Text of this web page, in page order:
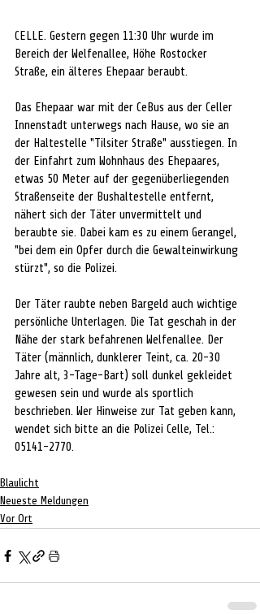
CELLE. Gestern gegen 11:30 Uhr wurde im
Bereich der Welfenallee, Höhe Rostocker
Straße, ein älteres Ehepaar beraubt.
Das Ehepaar war mit der CeBus aus der Celler
Innenstadt unterwegs nach Hause, wo sie an
der Haltestelle "Tilsiter Straße" ausstiegen. In
der Einfahrt zum Wohnhaus des Ehepaares,
etwas 50 Meter auf der gegenüberliegenden
Straßenseite der Bushaltestelle entfernt,
nähert sich der Täter unvermittelt und
beraubte sie. Dabei kam es zu einem Gerangel,
"bei dem ein Opfer durch die Gewalteinwirkung
stürzt", so die Polizei.
Der Täter raubte neben Bargeld auch wichtige
persönliche Unterlagen. Die Tat geschah in der
Nähe der stark befahrenen Welfenallee. Der
Täter (männlich, dunklerer Teint, ca. 20-30
Jahre alt, 3-Tage-Bart) soll dunkel gekleidet
gewesen sein und wurde als sportlich
beschrieben. Wer Hinweise zur Tat geben kann,
wendet sich bitte an die Polizei Celle, Tel.:
05141-2770.
Blaulicht
Neueste Meldungen
Vor Ort